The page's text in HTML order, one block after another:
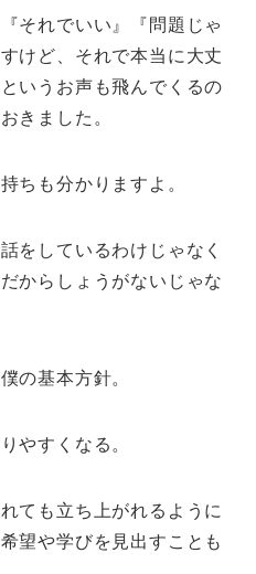
それでいい』『問題じゃ
けど、それで本当に大丈
いうお声も飛んでくるの
きました。
ちも分かりますよ。
をしているわけじゃなく
からしょうがないじゃな
の基本方針。
やすくなる。
ても立ち上がれるように
望や学びを見出すことも